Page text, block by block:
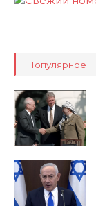
Популярное